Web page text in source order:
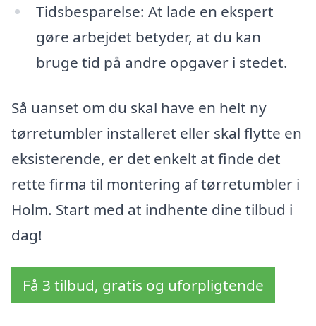
Tidsbesparelse: At lade en ekspert
gøre arbejdet betyder, at du kan
bruge tid på andre opgaver i stedet.
Så uanset om du skal have en helt ny
tørretumbler installeret eller skal flytte en
eksisterende, er det enkelt at finde det
rette firma til montering af tørretumbler i
Holm. Start med at indhente dine tilbud i
dag!
Få 3 tilbud, gratis og uforpligtende